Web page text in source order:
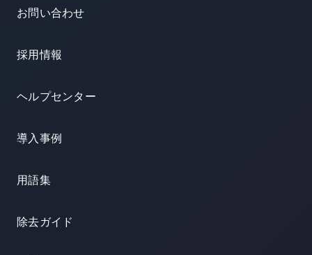
お問い合わせ
採用情報
ヘルプセンター
導入事例
用語集
除去ガイド